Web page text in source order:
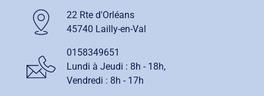
22 Rte d'Orléans
45740 Lailly-en-Val
0158349651
Lundi à Jeudi : 8h - 18h,
Vendredi : 8h - 17h